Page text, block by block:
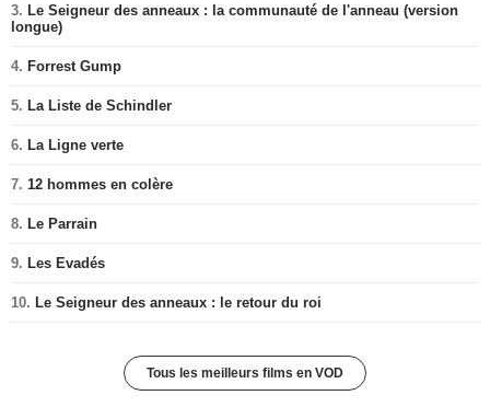
3. Le Seigneur des anneaux : la communauté de l'anneau (version
longue)
4. Forrest Gump
5. La Liste de Schindler
6. La Ligne verte
7. 12 hommes en colère
8. Le Parrain
9. Les Evadés
10. Le Seigneur des anneaux : le retour du roi
Tous les meilleurs films en VOD